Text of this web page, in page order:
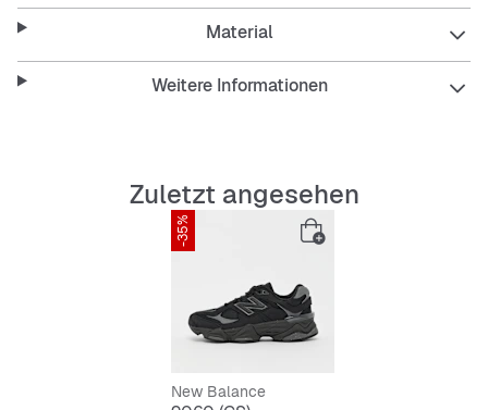
Flexibel und stoßdämpfend
Abriebfeste und langlebige Außensohle
Schnürsenkelverschluss
Material
Weitere Informationen
Zuletzt angesehen
-35%
New Balance